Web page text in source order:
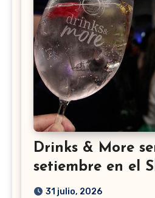
Drinks & More
setiembre en el
31 julio, 2026